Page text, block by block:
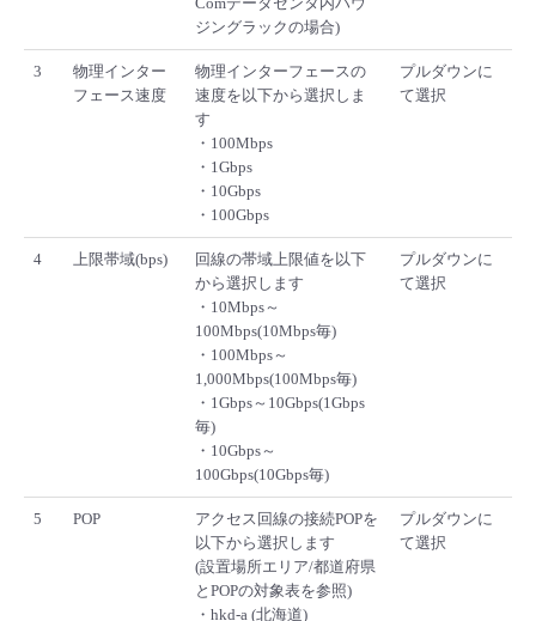
ジングラックの場合)
3
物理インター
フェース速度
物理インターフェースの
速度を以下から選択しま
す
・100Mbps
・1Gbps
・10Gbps
・100Gbps
プルダウンに
て選択
4 上限帯域(bps)
回線の帯域上限値を以下
から選択します
・10Mbps～
100Mbps(10Mbps毎)
・100Mbps～
1,000Mbps(100Mbps毎)
・1Gbps～10Gbps(1Gbps
毎)
・10Gbps～
100Gbps(10Gbps毎)
プルダウンに
て選択
5 POP
アクセス回線の接続POPを
以下から選択します
(設置場所エリア/都道府県
とPOPの対象表を参照)
・hkd-a (北海道)
プルダウンに
て選択